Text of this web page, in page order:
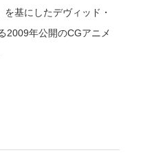
基にしたデヴィッド・
2009年公開のCGアニメ